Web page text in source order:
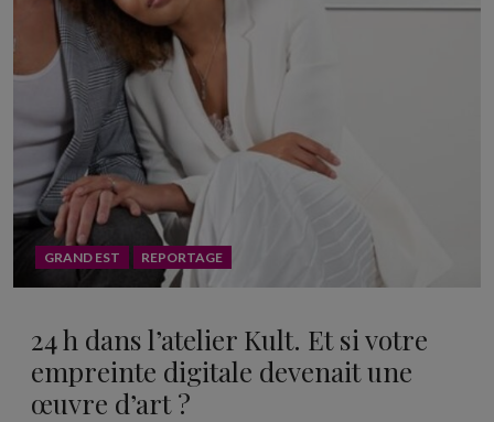
GRAND EST REPORTAGE
24 h dans l’atelier Kult. Et si votre
empreinte digitale devenait une
œuvre d’art ?